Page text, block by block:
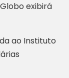
exibirá
ao Instituto